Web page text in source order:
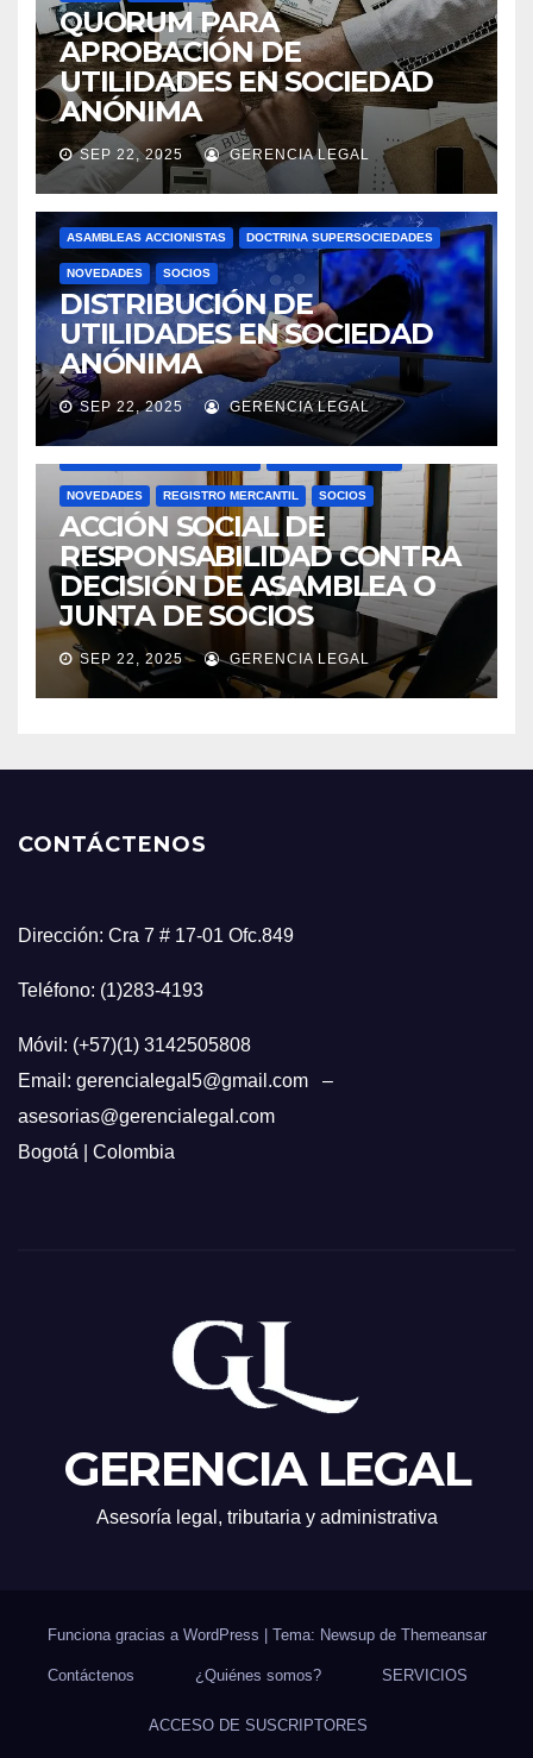
QUORUM PARA
APROBACIÓN DE
UTILIDADES EN SOCIEDAD
ANÓNIMA
SEP 22, 2025 GERENCIA LEGAL
ASAMBLEAS ACCIONISTAS DOCTRINA SUPERSOCIEDADES
NOVEDADES SOCIOS
DISTRIBUCIÓN DE
UTILIDADES EN SOCIEDAD
ANÓNIMA
SEP 22, 2025 GERENCIA LEGAL
ACTAS ASAMBLEAS ACCIONISTAS
NOVEDADES REGISTRO MERCANTIL SOCIOS
ACCIÓN SOCIAL DE
RESPONSABILIDAD CONTRA
DECISIÓN DE ASAMBLEA O
JUNTA DE SOCIOS
SEP 22, 2025 GERENCIA LEGAL
CONTÁCTENOS
Dirección: Cra 7 # 17-01 Ofc.849
Teléfono: (1)283-4193
Móvil: (+57)(1) 3142505808
Email: gerencialegal5@gmail.com –
asesorias@gerencialegal.com
Bogotá | Colombia
GERENCIA LEGAL
Asesoría legal, tributaria y administrativa
Funciona gracias a WordPress Tema: Newsup de Themeansar
Contáctenos ¿Quiénes somos? SERVICIOS
ACCESO DE SUSCRIPTORES